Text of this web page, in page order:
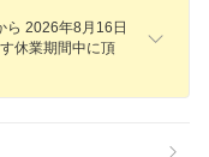
ら 2026年8月16日
休業期間中に頂